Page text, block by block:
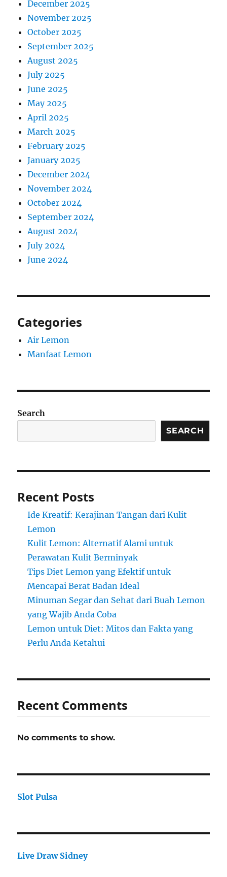
December 2025
November 2025
October 2025
September 2025
August 2025
July 2025
June 2025
May 2025
April 2025
March 2025
February 2025
January 2025
December 2024
November 2024
October 2024
September 2024
August 2024
July 2024
June 2024
Categories
Air Lemon
Manfaat Lemon
Search
SEARCH
Recent Posts
Ide Kreatif: Kerajinan Tangan dari Kulit
Lemon
Kulit Lemon: Alternatif Alami untuk
Perawatan Kulit Berminyak
Tips Diet Lemon yang Efektif untuk
Mencapai Berat Badan Ideal
Minuman Segar dan Sehat dari Buah Lemon
yang Wajib Anda Coba
Lemon untuk Diet: Mitos dan Fakta yang
Perlu Anda Ketahui
Recent Comments
No comments to show.
Slot Pulsa
Live Draw Sidney